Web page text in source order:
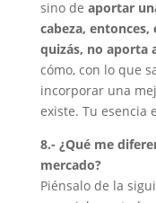
sino de aportar
cabeza,
quizás, no aporta
cómo, con lo que
incorporar una
existe. Tu esencia
8.- ¿Qué me
mercado?
Piénsalo de la